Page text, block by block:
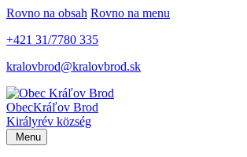
Rovno na obsah Rovno na menu
+421 31/7780 335
kralovbrod@kralovbrod.sk
ObecKráľov Brod
Királyrév község
Menu